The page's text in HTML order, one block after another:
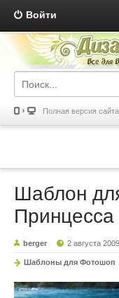
Войти
Полная версия сайта
Шаблон
Принцесса
berger 2 августа 2009
Шаблоны для Фотошоп